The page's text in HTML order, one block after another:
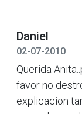
Daniel
02-07-2010
Querida
favor no
explicacion